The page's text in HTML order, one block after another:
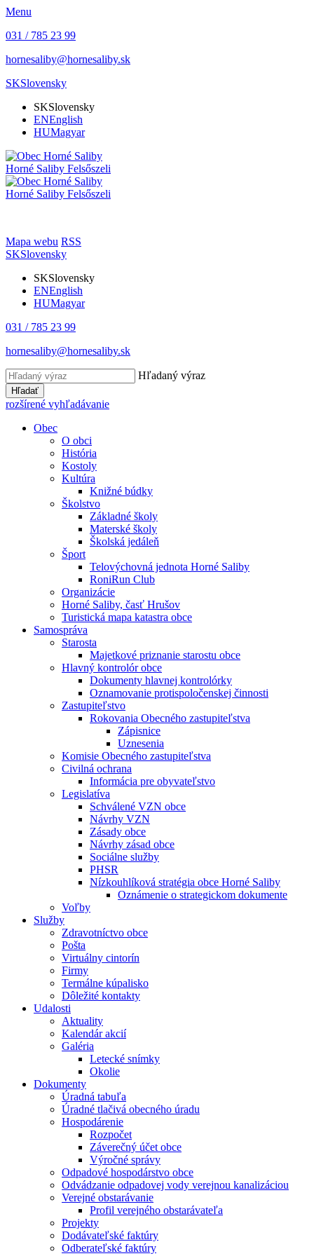
Menu
031 / 785 23 99
hornesaliby@hornesaliby.sk
SKSlovensky
SKSlovensky
ENEnglish
HUMagyar
Horné Saliby Felsőszeli
Horné Saliby Felsőszeli
Mapa webu RSS
SKSlovensky
SKSlovensky
ENEnglish
HUMagyar
031 / 785 23 99
hornesaliby@hornesaliby.sk
Hľadaný výraz
Hľadať
rozšírené vyhľadávanie
Obec
O obci
História
Kostoly
Kultúra
Knižné búdky
Školstvo
Základné školy
Materské školy
Školská jedáleň
Šport
Telovýchovná jednota Horné Saliby
RoniRun Club
Organizácie
Horné Saliby, časť Hrušov
Turistická mapa katastra obce
Samospráva
Starosta
Majetkové priznanie starostu obce
Hlavný kontrolór obce
Dokumenty hlavnej kontrolórky
Oznamovanie protispoločenskej činnosti
Zastupiteľstvo
Rokovania Obecného zastupiteľstva
Zápisnice
Uznesenia
Komisie Obecného zastupiteľstva
Civilná ochrana
Informácia pre obyvateľstvo
Legislatíva
Schválené VZN obce
Návrhy VZN
Zásady obce
Návrhy zásad obce
Sociálne služby
PHSR
Nízkouhlíková stratégia obce Horné Saliby
Oznámenie o strategickom dokumente
Voľby
Služby
Zdravotníctvo obce
Pošta
Virtuálny cintorín
Firmy
Termálne kúpalisko
Dôležité kontakty
Udalosti
Aktuality
Kalendár akcií
Galéria
Letecké snímky
Okolie
Dokumenty
Úradná tabuľa
Úradné tlačivá obecného úradu
Hospodárenie
Rozpočet
Záverečný účet obce
Výročné správy
Odpadové hospodárstvo obce
Odvádzanie odpadovej vody verejnou kanalizáciou
Verejné obstarávanie
Profil verejného obstarávateľa
Projekty
Dodávateľské faktúry
Odberateľské faktúry